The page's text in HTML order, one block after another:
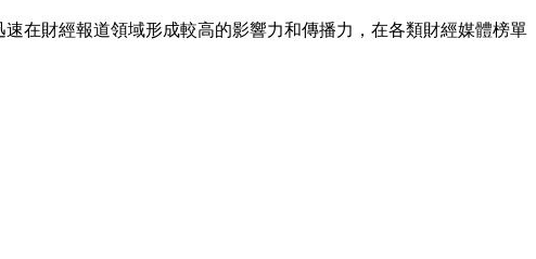
在財經報道領域形成較高的影響力和傳播力，在各類財經媒體榜單